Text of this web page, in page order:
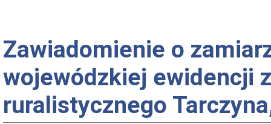
Zawiadomienie o
wojewódzkiej ewidencji
ruralistycznego